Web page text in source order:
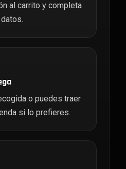
al carrito y completa
o puedes traer
si lo prefieres.